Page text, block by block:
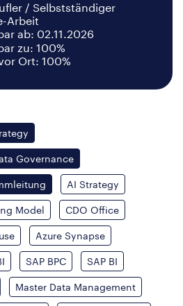
/ Selbstständiger
Arbeit
ab: 02.11.2026
zu: 100%
Ort: 100%
Governance
AI Strategy
Model CDO Office
Azure Synapse
SAP BPC SAP BI
Master Data Management